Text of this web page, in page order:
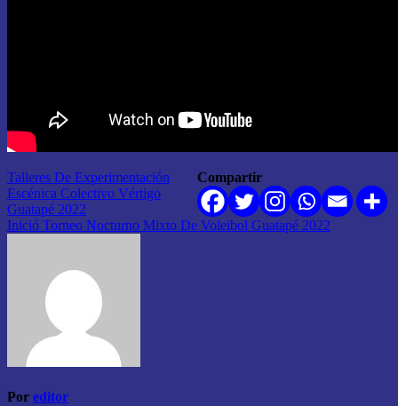
Compartir
Navegación
de
entradas
Talleres De Experimentación
Escénica Colectivo Vértigo
Guatapé 2022
Inició Torneo Nocturno Mixto De Voleibol Guatapé 2022
Por editor